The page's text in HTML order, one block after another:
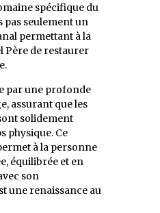
spécifique du
pas seulement un
permettant à la
Père de restaurer
par une profonde
assurant que les
solidement
physique. Ce
à la personne
équilibrée et en
son
une renaissance au